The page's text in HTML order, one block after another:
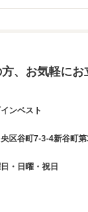
、お気軽にお
ンベスト
区谷町7-3-4新谷町
・日曜・祝日